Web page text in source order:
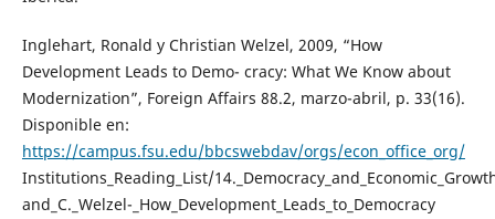
Inglehart, Ronald y Christian Welzel, 2009, “How
Development Leads to Demo- cracy: What We Know about
Modernization”, Foreign Affairs 88.2, marzo-abril, p. 33(16).
Disponible en:
https://campus.fsu.edu/bbcswebdav/orgs/econ_office_org/
Institutions_Reading_List/
and_C._Welzel-_How_Development_Leads_to_Democracy